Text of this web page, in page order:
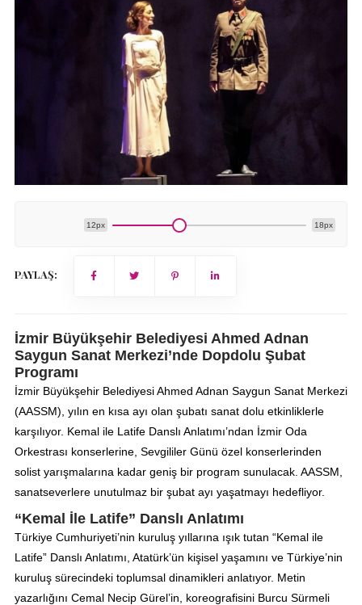
12px 18px
PAYLAŞ:
İzmir Büyükşehir Belediyesi Ahmed Adnan
Saygun Sanat Merkezi’nde Dopdolu Şubat
Programı
İzmir Büyükşehir Belediyesi Ahmed Adnan Saygun Sanat Merkezi
(AASSM), yılın en kısa ayı olan şubatı sanat dolu etkinliklerle
karşılıyor. Kemal ile Latife Danslı Anlatımı’ndan İzmir Oda
Orkestrası konserlerine, Sevgililer Günü özel konserlerinden
solist yarışmalarına kadar geniş bir program sunulacak. AASSM,
sanatseverlere unutulmaz bir şubat ayı yaşatmayı hedefliyor.
“Kemal İle Latife” Danslı Anlatımı
Türkiye Cumhuriyeti’nin kuruluş yıllarına ışık tutan “Kemal ile
Latife” Danslı Anlatımı, Atatürk’ün kişisel yaşamını ve Türkiye’nin
kuruluş sürecindeki toplumsal dinamikleri anlatıyor. Metin
yazarlığını Cemal Necip Gürel’in, koreografisini Burcu Sürmeli